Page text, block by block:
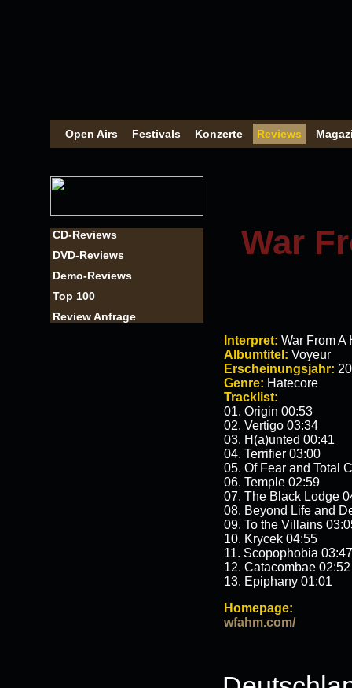
Open Airs Festivals Konzerte Reviews
CD-Reviews
DVD-Reviews
Demo-Reviews
Top 100
Review Anfrage
War
Interpret: War From A
Albumtitel: Voyeur
Erscheinungsjahr:
Genre: Hatecore
Tracklist:
01. Origin 00:53
02. Vertigo 03:34
03. H(a)unted 00:41
04. Terrifier 03:00
05. Of Fear and Total
06. Temple 02:59
07. The Black Lodge
08. Beyond Life and
09. To the Villains
10. Krycek 04:55
11. Scopophobia 03:47
12. Catacombae 02:52
13. Epiphany 01:01
Homepage:
wfahm.com/